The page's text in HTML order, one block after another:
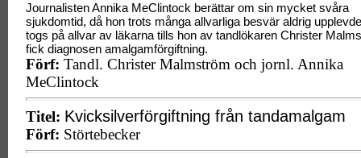
Journalisten Annika MeClintock berättar om sin mycket svåra
sjukdomtid, då hon trots många allvarliga besvär aldrig
togs på allvar av läkarna tills hon av tandlökaren Christer
fick diagnosen amalgamförgiftning.
Förf: Tandl. Christer Malmström och jornl. Annika
MeClintock
Titel: Kvicksilverförgiftning från tandamalgam
Förf: Störtebecker